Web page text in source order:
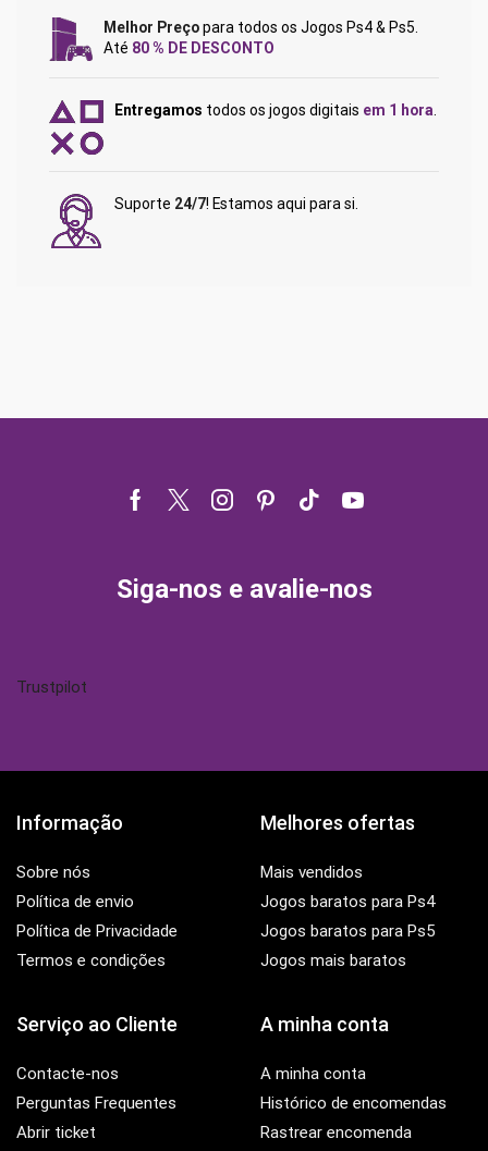
Melhor Preçopara todos os Jogos Ps4 & Ps5.
Até 80 % DE DESCONTO
Entregamos todos os jogos digitais em 1 hora.
Suporte 24/7! Estamos aqui para si.
Facebook
TwitterInstagram
Pinterest
Tik- Youtube
Siga-nos e avalie-nos
Trustpilot
Informação
Sobre nós
Política de envio
Política de Privacidade
Termos e condições
Melhores ofertas
Mais vendidos
Jogos baratos para Ps4
Jogos baratos para Ps5
Jogos mais baratos
Serviço ao Cliente
Contacte-nos
Perguntas Frequentes
Abrir ticket
A minha conta
A minha conta
Histórico de encomendas
Rastrear encomenda